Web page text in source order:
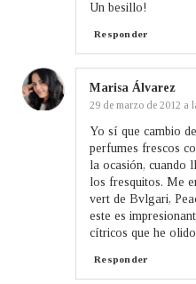
Un besillo!
Responder
Marisa Álvarez
29 de marzo de 2012 a
Yo sí que cambio
perfumes frescos
la ocasión, cuando
los fresquitos. Me
vert de Bvlgari,
este es
cítricos que he
Responder